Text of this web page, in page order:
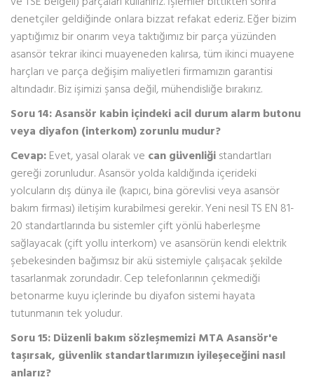
denetçiler geldiğinde onlara bizzat refakat ederiz. Eğer bizim
yaptığımız bir onarım veya taktığımız bir parça yüzünden
asansör tekrar ikinci muayeneden kalırsa, tüm ikinci muayene
harçları ve parça değişim maliyetleri firmamızın garantisi
altındadır. Biz işimizi şansa değil, mühendisliğe bırakırız.
Soru 14: Asansör kabin içindeki acil durum alarm butonu
veya diyafon (interkom) zorunlu mudur?
Cevap: Evet, yasal olarak ve can güvenliği standartları
gereği zorunludur. Asansör yolda kaldığında içerideki
yolcuların dış dünya ile (kapıcı, bina görevlisi veya asansör
bakım firması) iletişim kurabilmesi gerekir. Yeni nesil TS EN 81-
20 standartlarında bu sistemler çift yönlü haberleşme
sağlayacak (çift yollu interkom) ve asansörün kendi elektrik
şebekesinden bağımsız bir akü sistemiyle çalışacak şekilde
tasarlanmak zorundadır. Cep telefonlarının çekmediği
betonarme kuyu içlerinde bu diyafon sistemi hayata
tutunmanın tek yoludur.
Soru 15: Düzenli bakım sözleşmemizi MTA Asansör'e
taşırsak, güvenlik standartlarımızın iyileşeceğini nasıl
anlarız?